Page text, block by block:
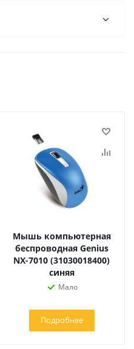
Мышь компьютерная
беспроводная Genius
NX-7010 (31030018400)
синяя
Мало
Подробнее